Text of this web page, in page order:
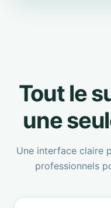
Tout le
une
Une interface claire
professionnels